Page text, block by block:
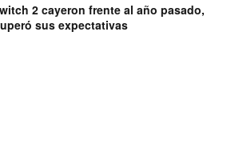
2 cayeron frente al año pasado,
sus expectativas